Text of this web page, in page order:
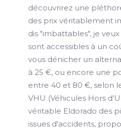
découvrirez une
des prix véritablement
dis "imbattables", je
sont accessibles à un
vous dénicher un
à 25 €, ou encore une
entre 40 et 80 €, selon
VHU (Véhicules Hors
véritable Eldorado des
issues d'accidents,